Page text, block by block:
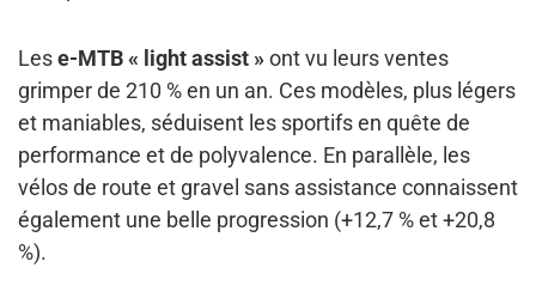
Lese-MTB « light assist »ont vu leurs ventes
grimper de 210 % en un an. Ces modèles, plus légers
et maniables, séduisent les sportifs en quête de
performance et de polyvalence. En parallèle, les
vélos de route et gravel sans assistance connaissent
également une belle progression (+12,7 % et +20,8
%).